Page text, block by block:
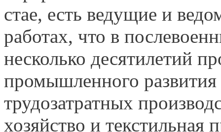
стае, есть ведущие и
работах, что в
несколько десятилетий
промышленного развития
трудозатратных
хозяйство и